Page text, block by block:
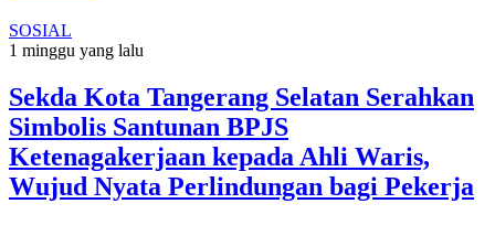
SOSIAL
1 minggu yang lalu
Sekda Kota Tangerang Selatan Serahkan
Simbolis Santunan BPJS
Ketenagakerjaan kepada Ahli Waris,
Wujud Nyata Perlindungan bagi Pekerja